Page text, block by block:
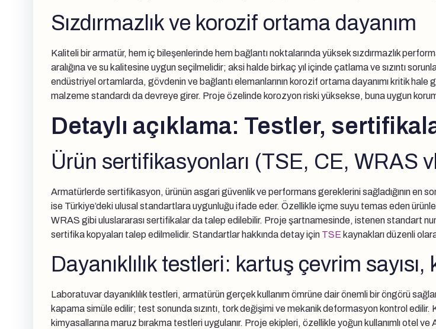
Sızdırmazlık ve korozif ortama dayanım
Kaliteli bir armatür, hem iç bileşenlerinde hem bağlantı noktalarında yüksek sızdırmazlık
aralığına ve su kalitesine uygun seçilmelidir; aksi halde birkaç yıl içinde çatlama ve sızıntı
endüstriyel ortamlarda, gövdenin ve bağlantı elemanlarının korozif ortama dayanımı kritik
malzeme standardı da devreye girer. Proje özelinde korozyon riski yüksekse, buna uygun
Detaylı açıklama: Testler,
Ürün sertifikasyonları (TSE, CE, WRAS
Armatürlerde sertifikasyon, ürünün asgari güvenlik ve performans gereklerini sağladığının
ise Türkiye’deki ulusal standartlara uygunluğu ifade eder. Özellikle içme suyu temas eden
WRAS gibi uluslararası sertifikalar da talep edilebilir. Proje şartnamesinde, istenen standart
sertifika kopyaları talep edilmelidir. Standartlar hakkında detay için TSE kaynakları düzenli
Dayanıklılık testleri: kartuş çevrim
Laboratuvar dayanıklılık testleri, armatürün gerçek kullanım ömrüne dair önemli bir öngörü
kapama simüle edilir; test sonunda sızıntı, tork değişimi ve mekanik deformasyon kontrol edilir.
kimyasallarına maruz bırakma testleri uygulanır. Proje ekipleri, özellikle yoğun kullanımlı otel